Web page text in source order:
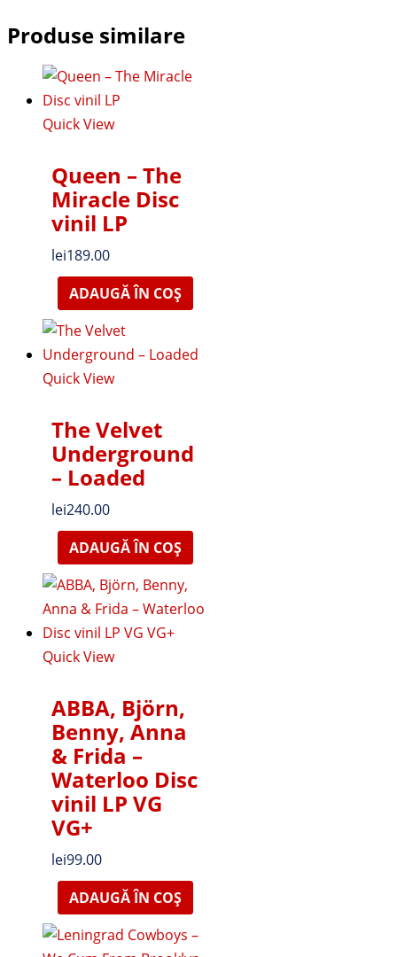
Produse similare
Quick View
Queen – The
Miracle Disc
vinil LP
lei189.00
ADAUGĂ ÎN COȘ
Quick View
The Velvet
Underground
‎– Loaded
lei240.00
ADAUGĂ ÎN COȘ
Quick View
ABBA, Björn,
Benny, Anna
& Frida –
Waterloo Disc
vinil LP VG
VG+
lei99.00
ADAUGĂ ÎN COȘ